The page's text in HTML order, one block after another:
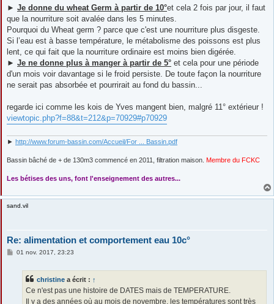
► Je donne du wheat Germ à partir de 10°et cela 2 fois par jour, il faut
que la nourriture soit avalée dans les 5 minutes.
Pourquoi du Wheat germ ? parce que c'est une nourriture plus disgeste.
Si l’eau est à basse température, le métabolisme des poissons est plus
lent, ce qui fait que la nourriture ordinaire est moins bien digérée.
► Je ne donne plus à manger à partir de 5° et cela pour une période
d'un mois voir davantage si le froid persiste. De toute façon la nourriture
ne serait pas absorbée et pourrirait au fond du bassin...
regarde ici comme les kois de Yves mangent bien, malgré 11° extérieur !
viewtopic.php?f=88&t=212&p=70929#p70929
► http://www.forum-bassin.com/Accueil/For ... Bassin.pdf
Bassin bâché de + de 130m3 commencé en 2011, filtration maison. Membre du FCKC
Les bétises des uns, font l'enseignement des autres...
sand.vil
Re: alimentation et comportement eau 10c°
M01 nov. 2017, 23:23
christine a écrit : ↑
Ce n'est pas une histoire de DATES mais de TEMPERATURE.
Il y a des années où au mois de novembre, les températures sont très